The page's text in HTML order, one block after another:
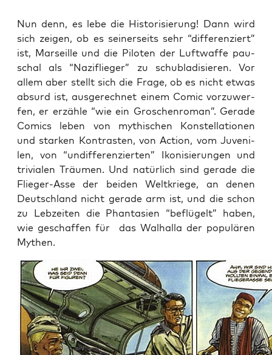
Nun denn, es lebe die His­to­ri­sie­rung! Dann wird
sich zei­gen, ob es sei­ner­seits sehr “dif­fe­ren­ziert”
ist, Mar­seil­le und die Pilo­ten der Luft­waf­fe pau­
schal als “Nazi­flie­ger” zu schub­la­di­sie­ren. Vor
allem aber stellt sich die Fra­ge, ob es nicht etwas
absurd ist, aus­ge­rech­net einem Comic vor­zu­wer­
fen, er erzäh­le “wie ein Gro­schen­ro­man”. Gera­de
Comics leben von mythi­schen Kon­stel­la­tio­nen
und star­ken Kon­tras­ten, von Action, vom Juve­ni­
len, von “undif­fe­ren­zier­ten” Iko­ni­sie­run­gen und
tri­via­len Träu­men. Und natür­lich sind gera­de die
Flie­ger-Asse der bei­den Welt­krie­ge, an denen
Deutsch­land nicht gera­de arm ist, und die schon
zu Leb­zei­ten die Phan­ta­sien “beflü­gelt” haben,
wie geschaf­fen für das Wal­hal­la der popu­lä­ren
Mythen.